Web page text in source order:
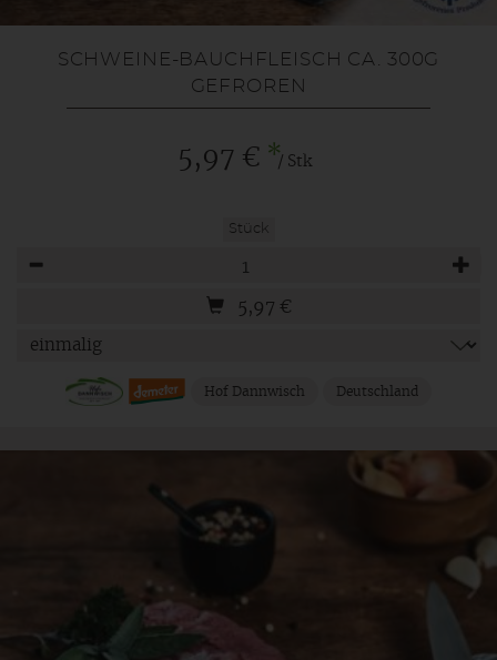
SCHWEINE-BAUCHFLEISCH CA. 300G
GEFROREN
5,97 € */ Stk
Stück
5,97 €
Hof Dannwisch Deutschland